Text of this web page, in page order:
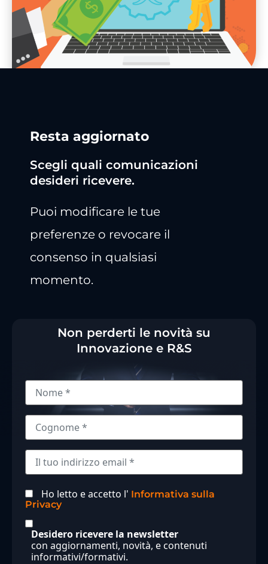
Resta aggiornato
Scegli quali comunicazioni
desideri ricevere.
Puoi modificare le tue
preferenze o revocare il
consenso in qualsiasi
momento.
Non perderti le novità su
Innovazione e R&S
Ho letto e accetto l' Informativa sulla
Privacy
Desidero ricevere la newsletter
con aggiornamenti, novità, e contenuti
informativi/formativi.